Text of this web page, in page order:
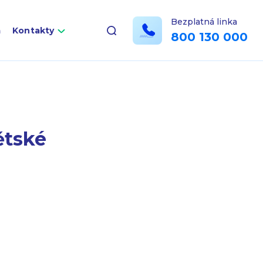
Kontakty
Bezplatná linka
800 130 000